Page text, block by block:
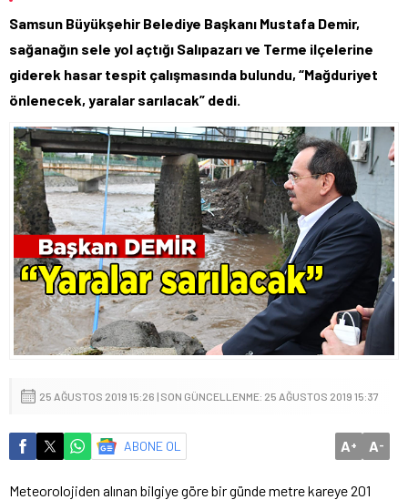
Samsun Büyükşehir Belediye Başkanı Mustafa Demir,
sağanağın sele yol açtığı Salıpazarı ve Terme ilçelerine
giderek hasar tespit çalışmasında bulundu, “Mağduriyet
önlenecek, yaralar sarılacak” dedi.
25 AĞUSTOS 2019 15:26 | SON GÜNCELLENME: 25 AĞUSTOS 2019 15:37
ABONE OL A+ A-
Meteorolojiden alınan bilgiye göre bir günde metre kareye 201